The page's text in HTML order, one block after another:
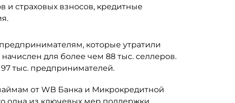
и страховых взносов, кредитные
которые утратили
для более чем 88 тыс. селлеров.
тыс. предпринимателей.
от WB Банка и Микрокредитной